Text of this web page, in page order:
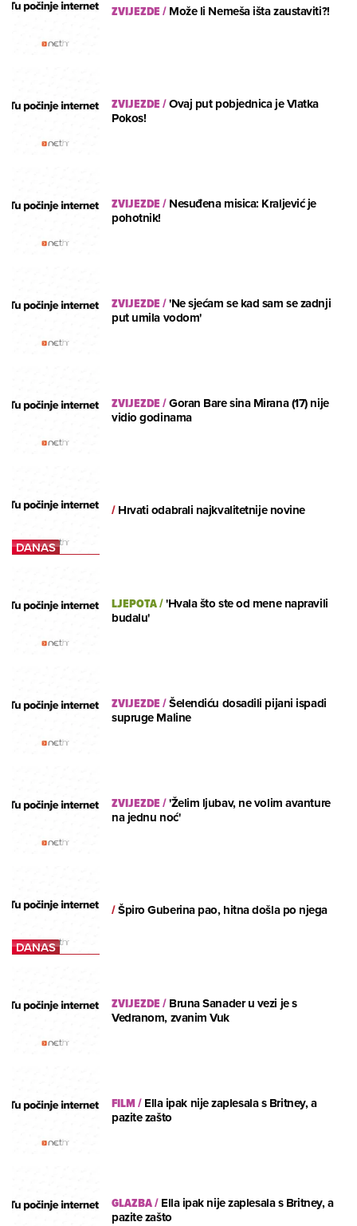
ZVIJEZDE/Može li Nemeša išta zaustaviti?!
ZVIJEZDE/Ovaj put pobjednica je Vlatka
Pokos!
ZVIJEZDE/Nesuđena misica: Kraljević je
pohotnik!
ZVIJEZDE/'Ne sjećam se kad sam se zadnji
put umila vodom'
ZVIJEZDE/Goran Bare sina Mirana (17) nije
vidio godinama
/Hrvati odabrali najkvalitetnije novine
LJEPOTA/'Hvala što ste od mene napravili
budalu'
ZVIJEZDE/Šelendiću dosadili pijani ispadi
supruge Maline
ZVIJEZDE/'Želim ljubav, ne volim avanture
na jednu noć'
/Špiro Guberina pao, hitna došla po njega
ZVIJEZDE/Bruna Sanader u vezi je s
Vedranom, zvanim Vuk
FILM/Ella ipak nije zaplesala s Britney, a
pazite zašto
GLAZBA/Ella ipak nije zaplesala s Britney, a
pazite zašto